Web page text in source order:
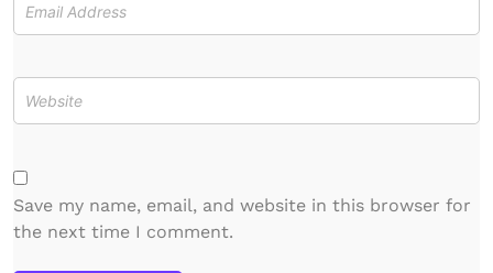
Save my name, email, and website in this browser for
the next time I comment.